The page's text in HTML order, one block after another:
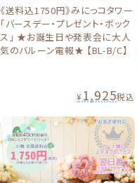
《送料込1750円》みにっコタワー
「バースデー・プレゼント・ボック
ス」 ★お誕生日や発表会に大人
気のバルーン電報★ 【BL-B/C】
¥1,925税込